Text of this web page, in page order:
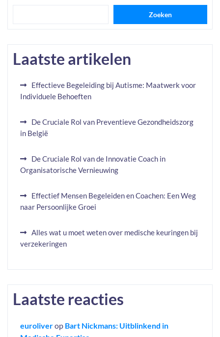
Zoeken
Laatste artikelen
Effectieve Begeleiding bij Autisme: Maatwerk voor
Individuele Behoeften
De Cruciale Rol van Preventieve Gezondheidszorg
in België
De Cruciale Rol van de Innovatie Coach in
Organisatorische Vernieuwing
Effectief Mensen Begeleiden en Coachen: Een Weg
naar Persoonlijke Groei
Alles wat u moet weten over medische keuringen bij
verzekeringen
Laatste reacties
euroliverop Bart Nickmans: Uitblinkend in